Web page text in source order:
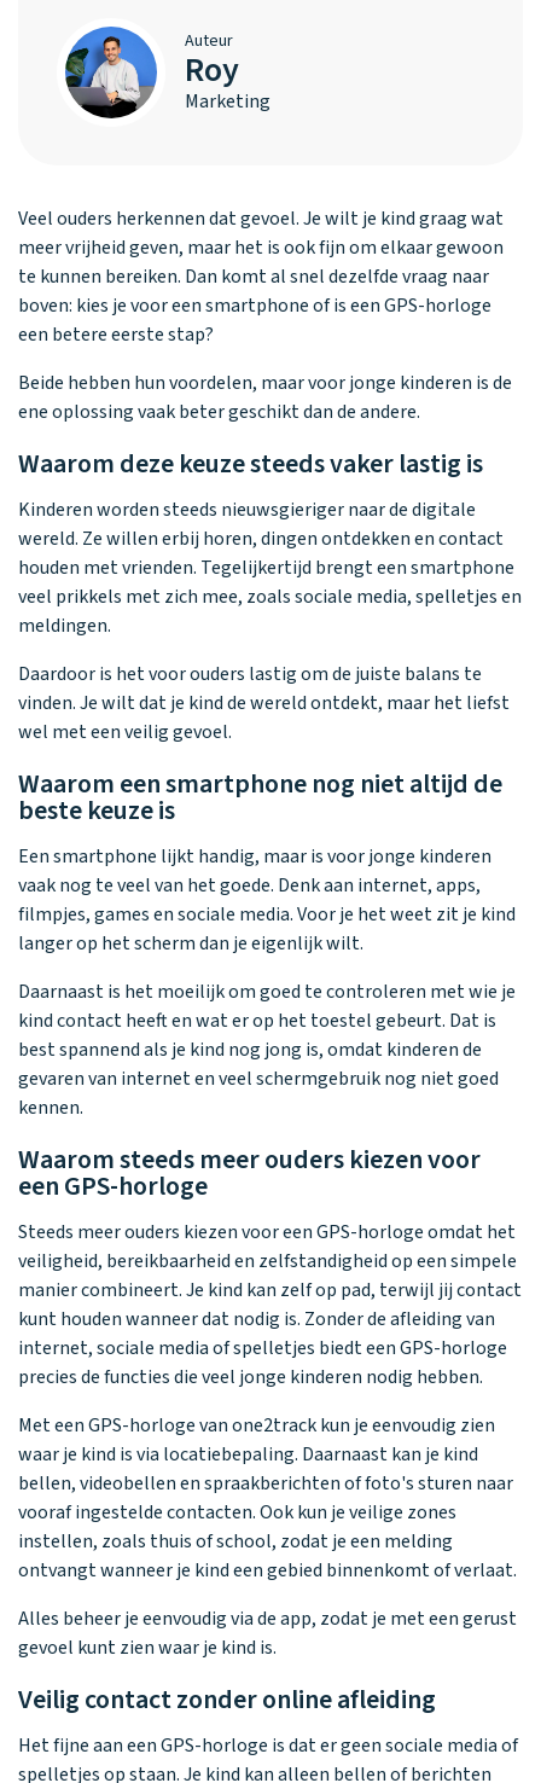
Auteur
Roy
Marketing
Veel ouders herkennen dat gevoel. Je wilt je kind graag wat
meer vrijheid geven, maar het is ook fijn om elkaar gewoon
te kunnen bereiken. Dan komt al snel dezelfde vraag naar
boven: kies je voor een smartphone of is een GPS-horloge
een betere eerste stap?
Beide hebben hun voordelen, maar voor jonge kinderen is de
ene oplossing vaak beter geschikt dan de andere.
Waarom deze keuze steeds vaker lastig is
Kinderen worden steeds nieuwsgieriger naar de digitale
wereld. Ze willen erbij horen, dingen ontdekken en contact
houden met vrienden. Tegelijkertijd brengt een smartphone
veel prikkels met zich mee, zoals sociale media, spelletjes en
meldingen.
Daardoor is het voor ouders lastig om de juiste balans te
vinden. Je wilt dat je kind de wereld ontdekt, maar het liefst
wel met een veilig gevoel.
Waarom een smartphone nog niet altijd de
beste keuze is
Een smartphone lijkt handig, maar is voor jonge kinderen
vaak nog te veel van het goede. Denk aan internet, apps,
filmpjes, games en sociale media. Voor je het weet zit je kind
langer op het scherm dan je eigenlijk wilt.
Daarnaast is het moeilijk om goed te controleren met wie je
kind contact heeft en wat er op het toestel gebeurt. Dat is
best spannend als je kind nog jong is, omdat kinderen de
gevaren van internet en veel schermgebruik nog niet goed
kennen.
Waarom steeds meer ouders kiezen voor
een GPS-horloge
Steeds meer ouders kiezen voor een GPS-horloge omdat het
veiligheid, bereikbaarheid en zelfstandigheid op een simpele
manier combineert. Je kind kan zelf op pad, terwijl jij contact
kunt houden wanneer dat nodig is. Zonder de afleiding van
internet, sociale media of spelletjes biedt een GPS-horloge
precies de functies die veel jonge kinderen nodig hebben.
Met een GPS-horloge van one2track kun je eenvoudig zien
waar je kind is via locatiebepaling. Daarnaast kan je kind
bellen, videobellen en spraakberichten of foto's sturen naar
vooraf ingestelde contacten. Ook kun je veilige zones
instellen, zoals thuis of school, zodat je een melding
ontvangt wanneer je kind een gebied binnenkomt of verlaat.
Alles beheer je eenvoudig via de app, zodat je met een gerust
gevoel kunt zien waar je kind is.
Veilig contact zonder online afleiding
Het fijne aan een GPS-horloge is dat er geen sociale media of
spelletjes op staan. Je kind kan alleen bellen of berichten